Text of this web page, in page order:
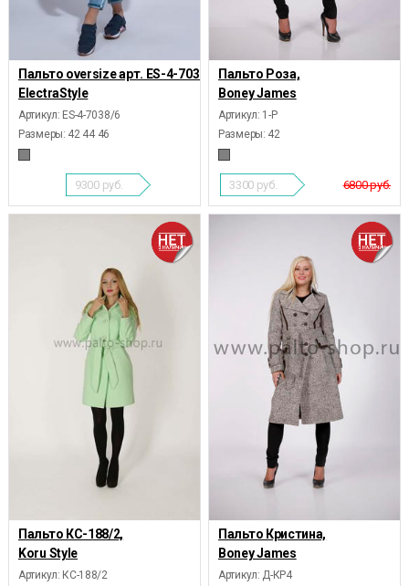
Пальто oversize арт. ES-4-7038/6,
ElectraStyle
Артикул: ES-4-7038/6
Размеры: 42 44 46
9300 руб.
Пальто Роза,
Boney James
Артикул: 1-Р
Размеры: 42
6800 руб.
3300 руб.
Пальто КС-188/2,
Koru Style
Артикул: КС-188/2
Пальто Кристина,
Boney James
Артикул: Д-КР4